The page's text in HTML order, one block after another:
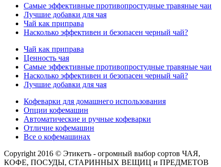
Самые эффективные противопростудные травяные чаи
Лучшие добавки для чая
Чай как приправа
Насколько эффективен и безопасен черный чай?
Чай как приправа
Ценность чая
Самые эффективные противопростудные травяные чаи
Насколько эффективен и безопасен черный чай?
Лучшие добавки для чая
Кофеварки для домашнего использования
Опции кофемашин
Автоматические и ручные кофеварки
Отличие кофемашин
Все о кофемашинах
Copyright 2016 © Этикетъ - огромный выбор сортов ЧАЯ,
КОФЕ, ПОСУДЫ, СТАРИННЫХ ВЕЩИЦ и ПРЕДМЕТОВ